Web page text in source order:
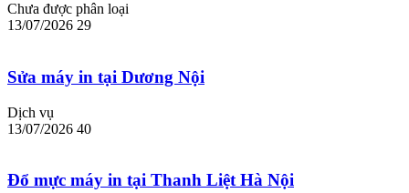
Chưa được phân loại
13/07/2026 29
Sửa máy in tại Dương Nội
Dịch vụ
13/07/2026 40
Đổ mực máy in tại Thanh Liệt Hà Nội